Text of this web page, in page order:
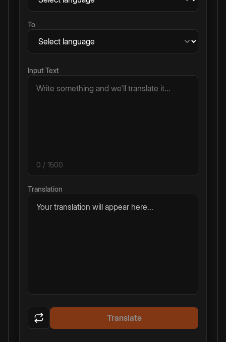
To
Input Text
0 / 1500
Translation
Your translation will appear here...
Translate